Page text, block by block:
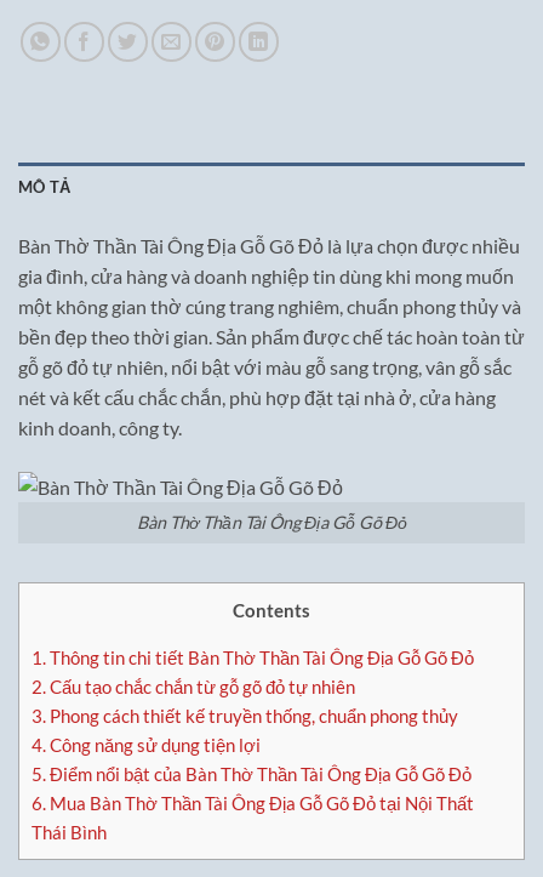
MÔ TẢ
Bàn Thờ Thần Tài Ông Địa Gỗ Gõ Đỏ là lựa chọn được nhiều
gia đình, cửa hàng và doanh nghiệp tin dùng khi mong muốn
một không gian thờ cúng trang nghiêm, chuẩn phong thủy và
bền đẹp theo thời gian. Sản phẩm được chế tác hoàn toàn từ
gỗ gõ đỏ tự nhiên, nổi bật với màu gỗ sang trọng, vân gỗ sắc
nét và kết cấu chắc chắn, phù hợp đặt tại nhà ở, cửa hàng
kinh doanh, công ty.
Bàn Thờ Thần Tài Ông Địa Gỗ Gõ Đỏ
Contents
1.Thông tin chi tiết Bàn Thờ Thần Tài Ông Địa Gỗ Gõ Đỏ
2.Cấu tạo chắc chắn từ gỗ gõ đỏ tự nhiên
3. Phong cách thiết kế truyền thống, chuẩn phong thủy
4.Công năng sử dụng tiện lợi
5.Điểm nổi bật của Bàn Thờ Thần Tài Ông Địa Gỗ Gõ Đỏ
6. Mua Bàn Thờ Thần Tài Ông Địa Gỗ Gõ Đỏ tại Nội Thất
Thái Bình